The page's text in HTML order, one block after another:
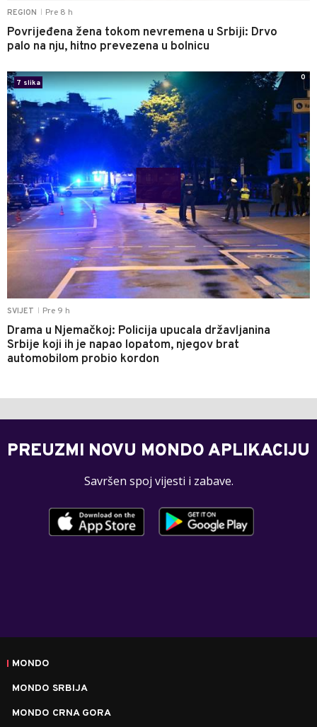
REGION Pre 8 h
Povrijeđena žena tokom nevremena u Srbiji: Drvo
palo na nju, hitno prevezena u bolnicu
SVIJET Pre 9 h
Drama u Njemačkoj: Policija upucala državljanina
Srbije koji ih je napao lopatom, njegov brat
automobilom probio kordon
7 slika
0
PREUZMI NOVU MONDO APLIKACIJU
Savršen spoj vijesti i zabave.
MONDO
MONDO SRBIJA
MONDO CRNA GORA